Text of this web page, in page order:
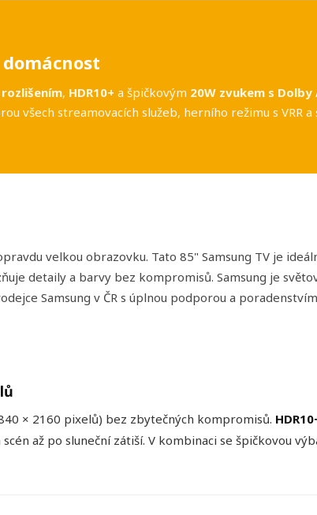
domácnost
rozlišením, HDR10+ a špičkovým 20W zvukem s Dolby
všech streamovacích služeb, herního režimu s VRR
velkou obrazovku. Tato 85" Samsung TV je
detaily a barvy bez kompromisů. Samsung je
Samsung v ČR s úplnou podporou a
× 2160 pixelů) bez zbytečných kompromisů.
až po sluneční zátiší. V kombinaci se špičkovou